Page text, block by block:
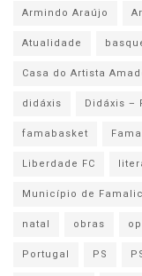
Armindo Araújo
Atualidade
Casa do Artista
didáxis
Didáxis –
famabasket
Liberdade FC
Município de
natal
obras
Portugal
PS